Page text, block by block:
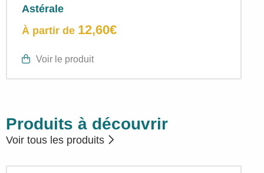
Astérale
À partir de 12,60€
Voir le produit
Produits à découvrir
Voir tous les produits